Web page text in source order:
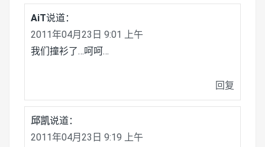
AiT说道：
2011年04月23日 9:01 上午
我们撞衫了…呵呵…
回复
邱凯说道：
2011年04月23日 9:19 上午